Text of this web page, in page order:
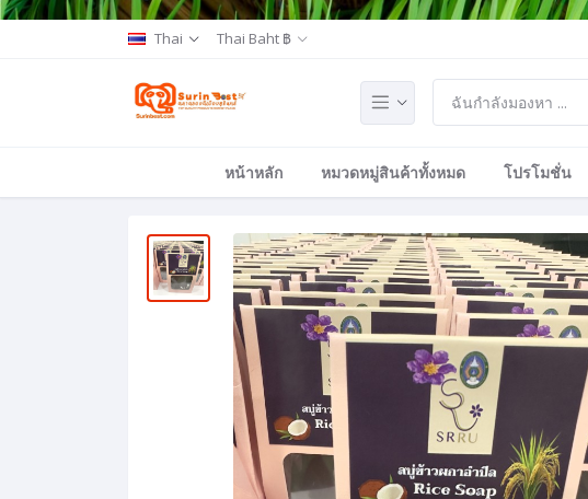
Thai Thai Baht ฿
หน้าหลัก หมวดหมู่สินค้าทั้งหมด โปรโมชั่น